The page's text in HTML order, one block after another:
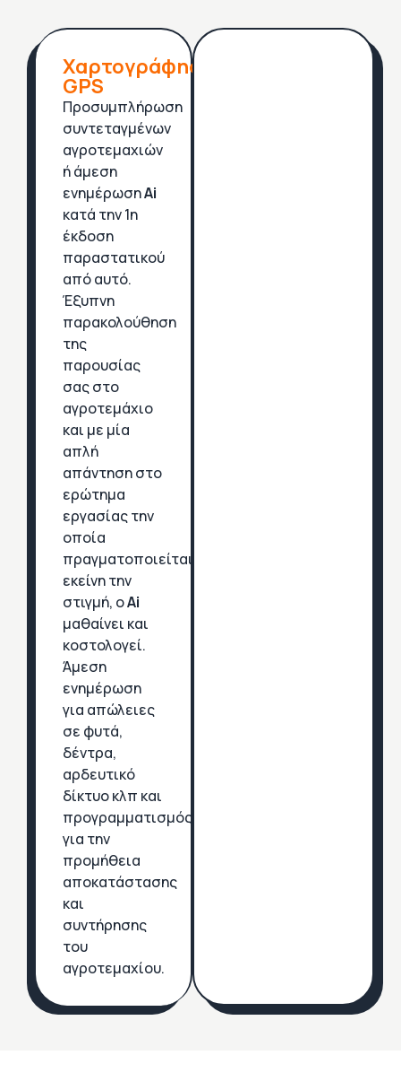
Χαρτογράφηση
GPS
Προσυμπλήρωση
συντεταγμένων
αγροτεμαχιών
ή άμεση
ενημέρωσηAi
κατά την 1η
έκδοση
παραστατικού
από αυτό.
Έξυπνη
παρακολούθηση
της
παρουσίας
σας στο
αγροτεμάχιο
και με μία
απλή
απάντηση στο
ερώτημα
εργασίας την
οποία
πραγματοποιείται
εκείνη την
στιγμή, οAi
μαθαίνει και
κοστολογεί.
Άμεση
ενημέρωση
για απώλειες
σε φυτά,
δέντρα,
αρδευτικό
δίκτυο κλπ και
προγραμματισμός
για την
προμήθεια
αποκατάστασης
και
συντήρησης
του
αγροτεμαχίου.